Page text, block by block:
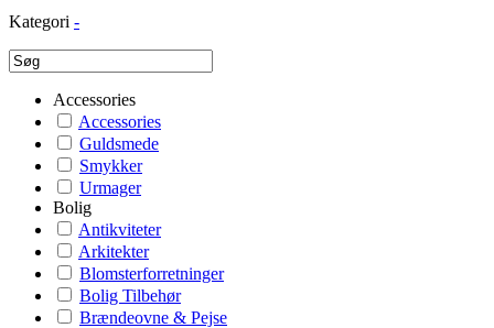
Kategori -
Accessories
Accessories
Guldsmede
Smykker
Urmager
Bolig
Antikviteter
Arkitekter
Blomsterforretninger
Bolig Tilbehør
Brændeovne & Pejse